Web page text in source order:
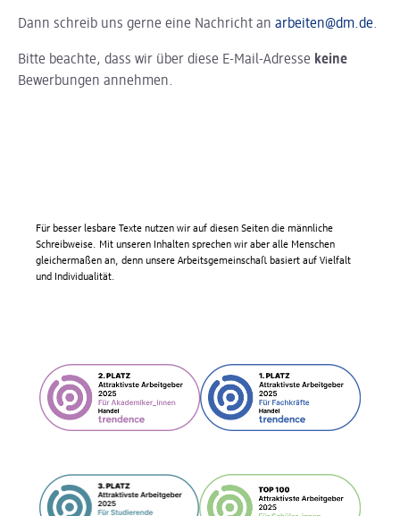
Dann schreib uns gerne eine Nachricht an arbeiten@dm.de.
Bitte beachte, dass wir über diese E-Mail-Adresse keine
Bewerbungen annehmen.
Für besser lesbare Texte nutzen wir auf diesen Seiten die männliche
Schreibweise. Mit unseren Inhalten sprechen wir aber alle Menschen
gleichermaßen an, denn unsere Arbeitsgemeinschaft basiert auf Vielfalt
und Individualität.